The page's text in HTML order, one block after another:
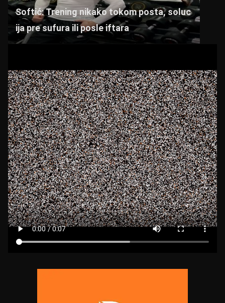
Softić: Trening nikako tokom posta, soluc
ija pre sufura ili posle iftara